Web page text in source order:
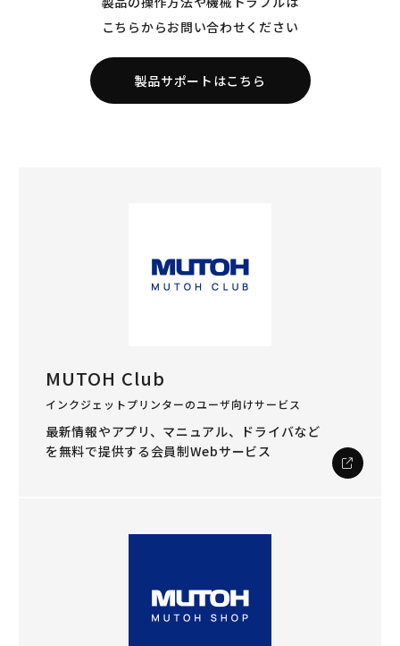
こちらからお問い合わせください
製品サポートはこちら
MUTOH Club
インクジェットプリンターのユーザ向けサービス
最新情報やアプリ、マニュアル、ドライバなど
を無料で提供する会員制Webサービス